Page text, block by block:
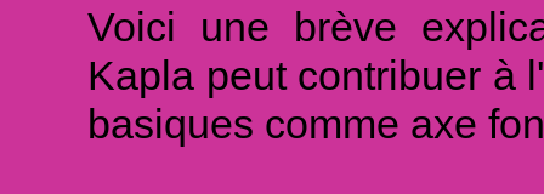
Voici une brève
Kapla peut contribuer à
basiques comme axe
À travers les
nouveau qui, malgrès
des constructions les